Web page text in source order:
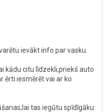
ievākt info par vasku.
kādu citu līdzekli,priekš auto
ērti iesmērēt vai ar ko
tas iegūtu spīdīgāku